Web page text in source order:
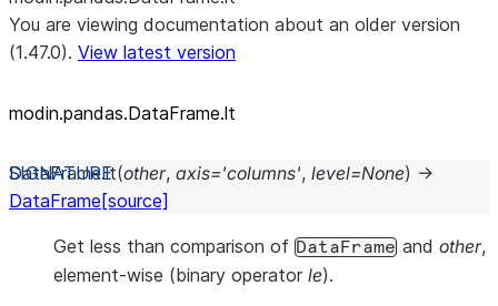
You are viewing documentation about an older version
(1.47.0). View latest version
modin.pandas.DataFrame.lt
DataFrame.lt(other, axis='columns', level=None) →
DataFrame [source]
Get less than comparison of DataFrame and other,
element-wise (binary operator le).